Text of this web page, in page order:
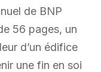
de BNP
56 pages, un
d’un édifice
une fin en soi